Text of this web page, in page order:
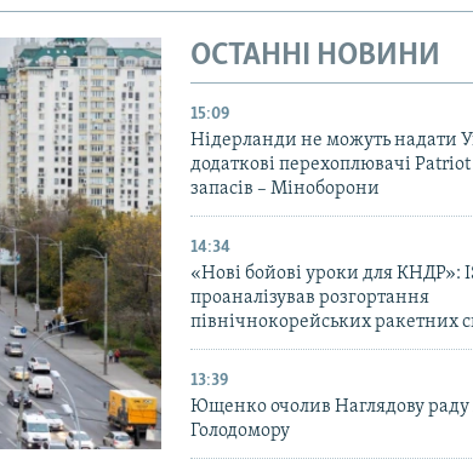
ОСТАННІ НОВИНИ
15:09
Нідерланди не можуть надати
додаткові перехоплювачі Patriot
запасів – Міноборони
14:34
«Нові бойові уроки для КНДР»:
проаналізував розгортання
північнокорейських ракетних
13:39
Ющенко очолив Наглядову
Голодомору